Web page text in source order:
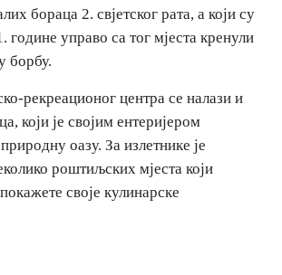
бораца 2. свјетског рата, а који су
године управо са тог мјеста кренули
борбу.
рекреационог центра се налази и
који је својим ентеријером
оазу. За излетнике је
роштиљских мјеста који
своје кулинарске